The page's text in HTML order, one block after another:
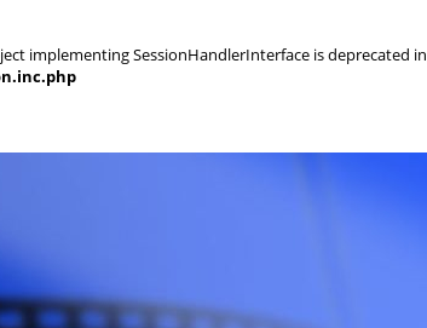
implementing SessionHandlerInterface is deprecated in